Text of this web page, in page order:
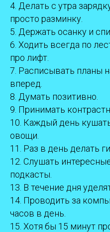
4. Делать с утра
просто разминку.
5. Держать осанку и
6. Ходить всегда по
про лифт.
7. Расписывать планы
вперед.
8. Думать позитивно.
9. Принимать
10. Каждый день
овощи.
11. Раз в день делать
12. Слушать
подкасты.
13. В течение дня
14. Проводить за
часов в день.
15. Хотя бы 15 минут